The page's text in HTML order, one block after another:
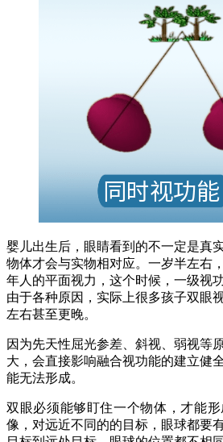
婴儿出生后，眼睛看到的不一定是真
物体才会与实物相对应。一岁半左右
年人的平面视力，这个时候，一级视
由于各种原因，实际上很多孩子双眼
左右甚至更晚。
因为先天性屈光参差、斜视、弱视等
大，会直接影响融合视功能的建立健
能无法形成。
双眼必须能够盯住一个物体，才能
像，对远近不同的的目标，眼球都要